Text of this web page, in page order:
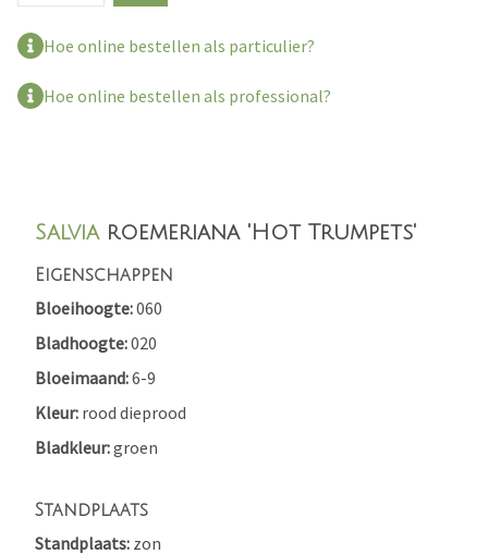
Hoe online bestellen als particulier?
Hoe online bestellen als professional?
Salviaroemeriana 'Hot Trumpets'
Eigenschappen
Bloeihoogte 060
Bladhoogte 020
Bloeimaand 6-9
Kleur rood dieprood
Bladkleur groen
Standplaats
Standplaats zon